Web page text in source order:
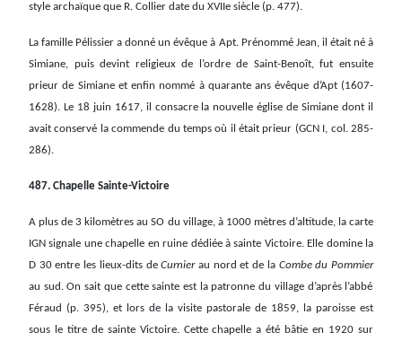
style archaïque que R. Collier date du XVIIe siècle (p. 477).
La famille Pélissier a donné un évêque à Apt. Prénommé Jean, il était né à
Simiane, puis devint religieux de l’ordre de Saint-Benoît, fut ensuite
prieur de Simiane et enfin nommé à quarante ans évêque d’Apt (1607-
1628). Le 18 juin 1617, il consacre la nouvelle église de Simiane dont il
avait conservé la commende du temps où il était prieur (GCN I, col. 285-
286).
487. Chapelle Sainte-Victoire
A plus de 3 kilomètres au SO du village, à 1000 mètres d’altitude, la carte
IGN signale une chapelle en ruine dédiée à sainte Victoire. Elle domine la
D 30 entre les lieux-dits deCurnierau nord et de la Combe du Pommier
au sud. On sait que cette sainte est la patronne du village d’après l’abbé
Féraud (p. 395), et lors de la visite pastorale de 1859, la paroisse est
sous le titre de sainte Victoire. Cette chapelle a été bâtie en 1920 sur